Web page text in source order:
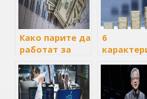
Како парите да
работат за
немате пари
6
фондови